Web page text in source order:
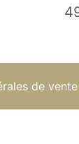
de vente